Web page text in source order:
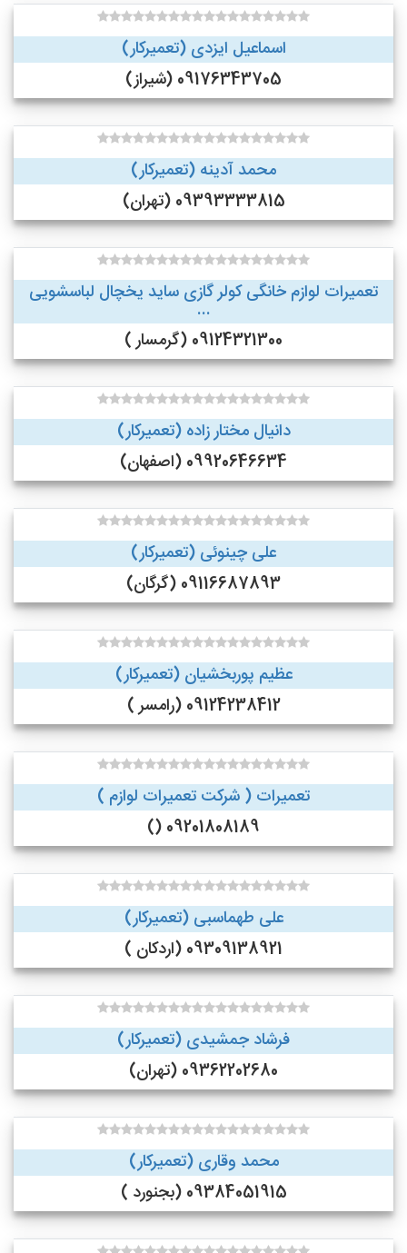
اسماعیل ایزدی (تعمیرکار)
09176343705 (شیراز)
محمد آدینه (تعمیرکار)
09393333815 (تهران)
تعمیرات لوازم خانگی کولر گازی ساید یخچال لباسشویی
...
09124321300 (گرمسار )
دانیال مختار زاده (تعمیرکار)
09920646634 (اصفهان)
علی چینوئی (تعمیرکار)
09116687893 (گرگان)
عظیم پوربخشیان (تعمیرکار)
09124238412 (رامسر )
تعمیرات ( شرکت تعمیرات لوازم )
09201808189 ()
علی طهماسبی (تعمیرکار)
09309138921 (اردکان )
فرشاد جمشیدی (تعمیرکار)
09362202680 (تهران)
محمد وقاری (تعمیرکار)
09384051915 (بجنورد )